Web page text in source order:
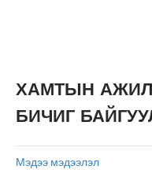
ХАМТЫН
БИЧИГ
Мэдээ мэдээлэл